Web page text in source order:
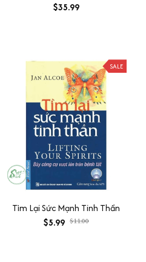
$35.99
SALE
Tìm Lại Sức Mạnh Tinh Thần
$5.99 $11.00